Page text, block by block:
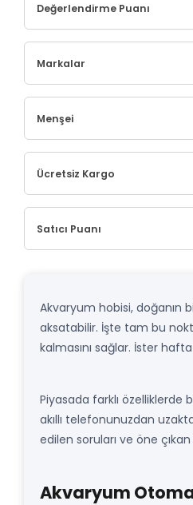
Değerlendirme Puanı
Markalar
Menşei
Ücretsiz Kargo
Satıcı Puanı
Akvaryum hobisi, doğanın
aksatabilir. İşte tam bu
kalmasını sağlar. İster
Piyasada farklı özelliklerde
akıllı telefonunuzdan
edilen soruları ve öne
Akvaryum